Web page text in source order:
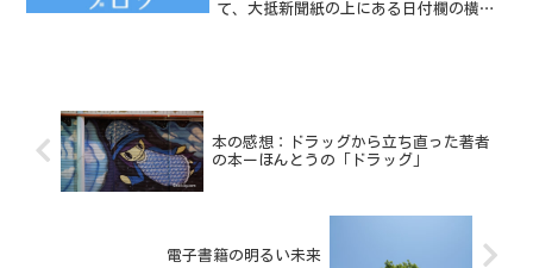
て、大抵新聞紙の上にある日付欄の横あ
本の感想：ドラッグから立ち直った著者
の本ーほんとうの「ドラッグ」
電子書籍の明るい未来